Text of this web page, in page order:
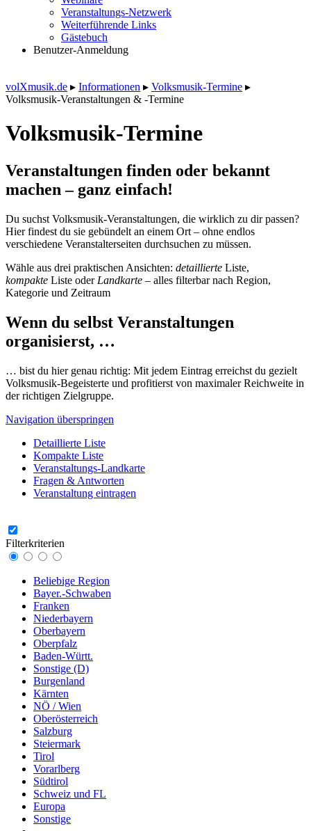
Veranstaltungs-Netzwerk
Weiterführende Links
Gästebuch
Benutzer-Anmeldung
volXmusik.de ▸ Informationen ▸ Volksmusik-Termine ▸
Volksmusik-Veranstaltungen & -Termine
Volksmusik-Termine
Veranstaltungen finden oder bekannt
machen – ganz einfach!
Du suchst Volksmusik-Veranstaltungen, die wirklich zu dir passen?
Hier findest du sie gebündelt an einem Ort – ohne endlos
verschiedene Veranstalterseiten durchsuchen zu müssen.
Wähle aus drei praktischen Ansichten: detaillierte Liste,
kompakte Liste oder Landkarte – alles filterbar nach Region,
Kategorie und Zeitraum
Wenn du selbst Veranstaltungen
organisierst, …
… bist du hier genau richtig: Mit jedem Eintrag erreichst du gezielt
Volksmusik-Begeisterte und profitierst von maximaler Reichweite in
der richtigen Zielgruppe.
Navigation überspringen
Detaillierte Liste
Kompakte Liste
Veranstaltungs-Landkarte
Fragen & Antworten
Veranstaltung eintragen
Filterkriterien
Beliebige Region
Bayer.-Schwaben
Franken
Niederbayern
Oberbayern
Oberpfalz
Baden-Württ.
Sonstige (D)
Burgenland
Kärnten
NÖ / Wien
Oberösterreich
Salzburg
Steiermark
Tirol
Vorarlberg
Südtirol
Schweiz und FL
Europa
Sonstige